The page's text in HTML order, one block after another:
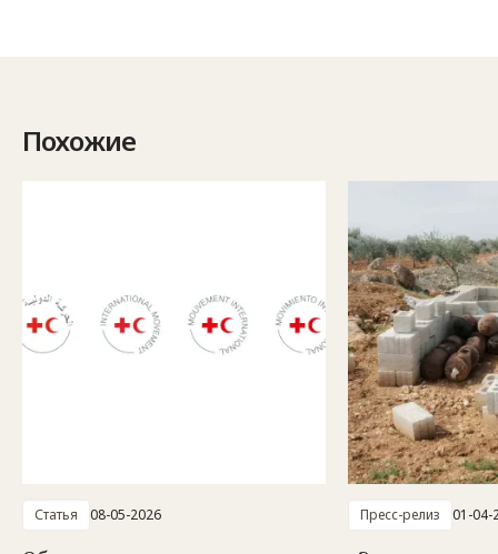
Похожие
Статья 08-05-2026 Пресс-релиз 01-04-